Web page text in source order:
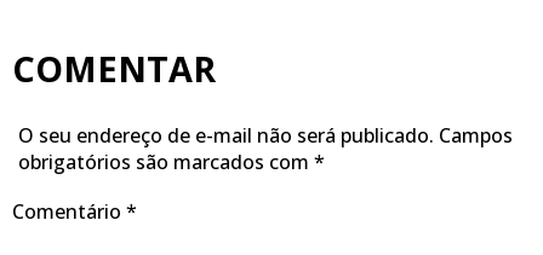
COMENTAR
O seu endereço de e-mail não será publicado. Campos
obrigatórios são marcados com *
Comentário *